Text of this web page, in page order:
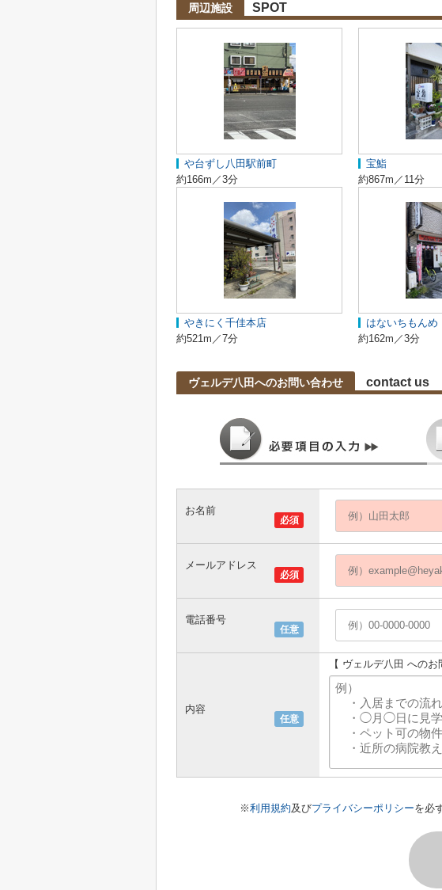
周辺施設 SPOT
や台ずし八田駅前町
約166m／3分
宝鮨
約867m／11分
やきにく千佳本店
約521m／7分
はないちもんめ
約162m／3分
ヴェルデ八田へのお問い合わせ contact us
必須
お名前
必須
メールアドレス
任意
電話番号
任意
内容
【 ヴェルデ八田 へのお
※利用規約及びプライバシーポリシーを必